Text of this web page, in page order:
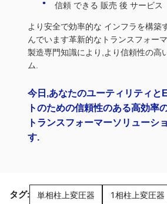
信頼 できる 販売 後 サービス
より安全で効率的な インフラを構築
んでいます革新的なトランスフォー
製造専門知識により,より信頼性の高
ム.
今日,あなたのユーティリティと
トのための信頼性のある高効率
トランスフォーマーソリューシ
す.
タグ: 単相柱上変圧器 1相柱上変圧器